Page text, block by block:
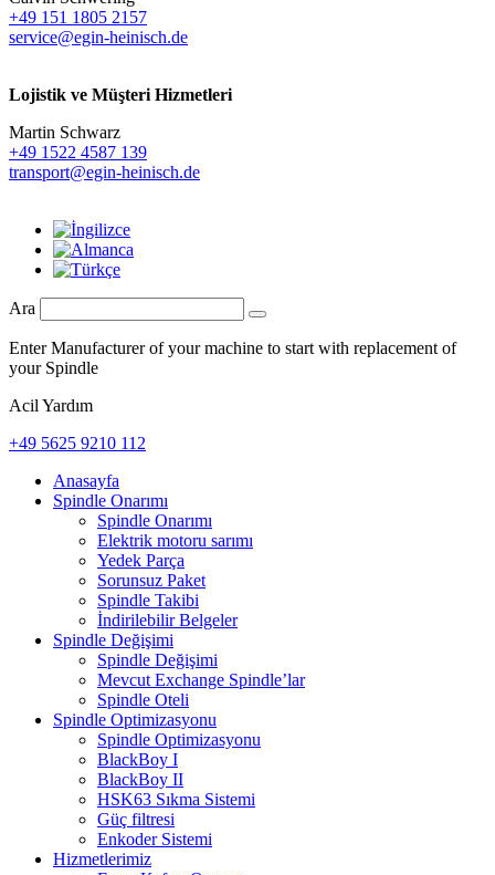
+49 151 1805 2157
service@egin-heinisch.de
Lojistik ve Müşteri Hizmetleri
Martin Schwarz
+49 1522 4587 139
transport@egin-heinisch.de
Ara
Enter Manufacturer of your machine to start with replacement of
your Spindle
Acil Yardım
+49 5625 9210 112
Anasayfa
Spindle Onarımı
Spindle Onarımı
Elektrik motoru sarımı
Yedek Parça
Sorunsuz Paket
Spindle Takibi
İndirilebilir Belgeler
Spindle Değişimi
Spindle Değişimi
Mevcut Exchange Spindle’lar
Spindle Oteli
Spindle Optimizasyonu
Spindle Optimizasyonu
BlackBoy I
BlackBoy II
HSK63 Sıkma Sistemi
Güç filtresi
Enkoder Sistemi
Hizmetlerimiz